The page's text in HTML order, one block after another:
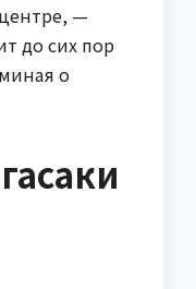
—
до сих пор
о